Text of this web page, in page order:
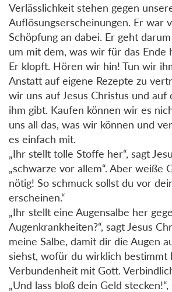
Verlässlichkeit stehen gegen
Auflösungserscheinungen. Er war
Schöpfung an dabei. Er geht
um mit dem, was wir für das Ende
Er klopft. Hören wir hin! Tun wir
Anstatt auf eigene Rezepte zu
wir uns auf Jesus Christus und auf
ihm gibt. Kaufen können wir es
uns all das, was wir können und
es einfach mit.
„Ihr stellt tolle Stoffe her“, sagt
„schwarze vor allem“. Aber weiße
nötig! So schmuck sollst du vor
erscheinen.“
„Ihr stellt eine Augensalbe her
Augenkrankheiten?“, sagt Jesus
meine Salbe, damit dir die Augen
siehst, wofür du wirklich bestimmt
Verbundenheit mit Gott.
„Und lass bloß dein Geld stecken!“,